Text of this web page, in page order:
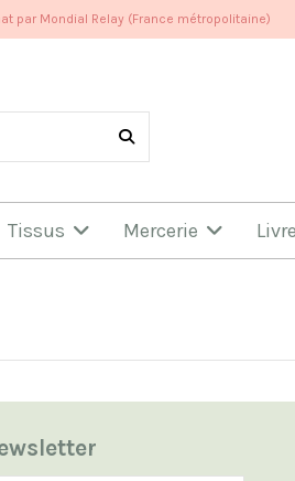
par Mondial Relay (France métropolitaine)
Tissus Mercerie